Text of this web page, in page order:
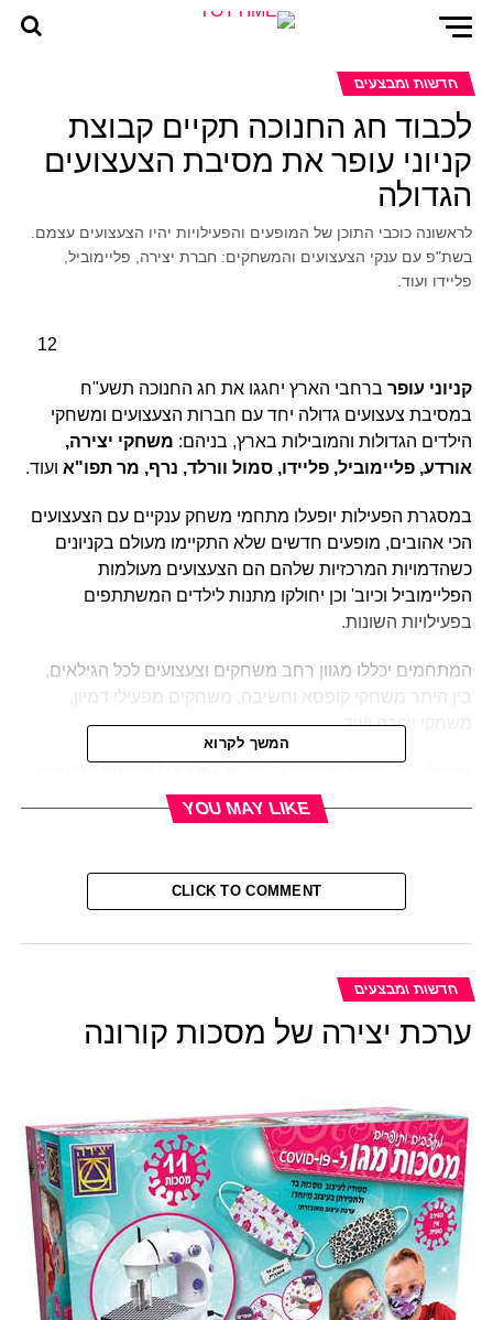
חדשות ומבצעים
לכבוד חג החנוכה תקיים קבוצת
קניוני עופר את מסיבת הצעצועים
הגדולה
לראשונה כוכבי התוכן של המופעים והפעילויות יהיו הצעצועים עצמם.
בשת"פ עם ענקי הצעצועים והמשחקים: חברת יצירה, פליימוביל,
פליידו ועוד.
12
קניוני עופרברחבי הארץ יחגגו את חג החנוכה תשע"ח
במסיבת צעצועים גדולה יחד עם חברות הצעצועים ומשחקי
הילדים הגדולות והמובילות בארץ, בניהם: משחקי יצירה,
אורדע, פליימוביל, פליידו, סמול וורלד, נרף, מר תפו"אועוד.
במסגרת הפעילות יופעלו מתחמי משחק ענקיים עם הצעצועים
הכי אהובים, מופעים חדשים שלא התקיימו מעולם בקניונים
כשהדמויות המרכזיות שלהם הם הצעצועים מעולמות
הפליימוביל וכיוב' וכן יחולקו מתנות לילדים המשתתפים
בפעילויות השונות.
המתחמים יכללו מגוון רחב משחקים וצעצועים לכל הגילאים,
בין היתר משחקי קופסא וחשיבה, משחקים מפעילי דמיון,
משחקי יצירה ועוד
בלעדיות לחברי המועדון ומתנות של חברת יצירה יחולקו
בנוסף יערכו מופעים כמו:
צעצוע נפלא, לג��רי בטעות ובלי כוונה, נפגע הדובי חברה
הטוב ועוזב בלי הכנה. בעזרת הפיה הטובה והקהל עוברת לילי
מסע קסום אל עבר ארץ הצעצועים האבודים!
החנוכה אך לפתע מגלה כי הוא לא רוצה להפוך ללביבה ומוצא
את דרך השירים וההומור להפוך את העולם לעולם של משחק.
הממלכה של פליימוביל –הנסיך והנסיכה של פליימוביל
יוצאים למסע לחיפוש טירתם הקסומה שנעלמה. מופע המציג
את ערכי החברות, הנתינה והאהבה!
בייבלייד –מופע הפעלה בשילוב הקהל בו ניתן לראות טריקים
מיוחדים והתנסות בזירות. עם שירים ותחרויות עם סביבוני העל
המשך לקרוא
YOU MAY LIKE
CLICK TO COMMENT
חדשות ומבצעים
ערכת יצירה של מסכות קורונה